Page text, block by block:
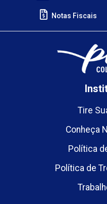
Notas Fiscais
Tire
Conheça
Política
Política de